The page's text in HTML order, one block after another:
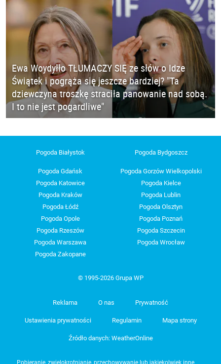
Ewa Woydyłło TŁUMACZY SIĘ ze słów o Idze
Świątek i pogrąża się jeszcze bardziej? "Ta
dziewczyna troszkę straciła panowanie nad sobą.
I to nie jest pogardliwe"
Pogoda Białystok Pogoda Bydgoszcz
Pogoda Gdańsk
Pogoda Gorzów Wielkopolski
Pogoda Katowice
Pogoda Kielce
Pogoda Kraków
Pogoda Lublin
Pogoda Łódź
Pogoda Olsztyn
Pogoda Opole
Pogoda Poznań
Pogoda Rzeszów
Pogoda Szczecin
Pogoda Warszawa
Pogoda Wrocław
Pogoda Zakopane
© 1995-2026 Grupa WP
Reklama O nas Prywatność
Ustawienia prywatności Regulamin Mapa strony
Źródło danych: WeatherOnline
Pobieranie, zwielokrotnianie, przechowywanie lub jakiekolwiek inne